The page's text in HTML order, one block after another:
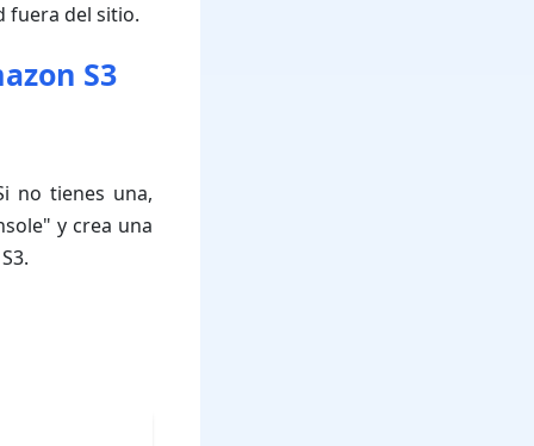
fuera del sitio.
S3
no tienes una,
y crea una